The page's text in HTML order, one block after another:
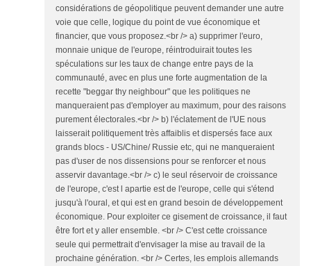
considérations de géopolitique peuvent demander une autre
voie que celle, logique du point de vue économique et
financier, que vous proposez.<br /> a) supprimer l'euro,
monnaie unique de l'europe, réintroduirait toutes les
spéculations sur les taux de change entre pays de la
communauté, avec en plus une forte augmentation de la
recette "beggar thy neighbour" que les politiques ne
manqueraient pas d'employer au maximum, pour des raisons
purement électorales.<br /> b) l'éclatement de l'UE nous
laisserait politiquement très affaiblis et dispersés face aux
grands blocs - US/Chine/ Russie etc, qui ne manqueraient
pas d'user de nos dissensions pour se renforcer et nous
asservir davantage.<br /> c) le seul réservoir de croissance
de l'europe, c'est l apartie est de l'europe, celle qui s'étend
jusqu'à l'oural, et qui est en grand besoin de développement
économique. Pour exploiter ce gisement de croissance, il faut
être fort et y aller ensemble. <br /> C'est cette croissance
seule qui permettrait d'envisager la mise au travail de la
prochaine génération. <br /> Certes, les emplois allemands